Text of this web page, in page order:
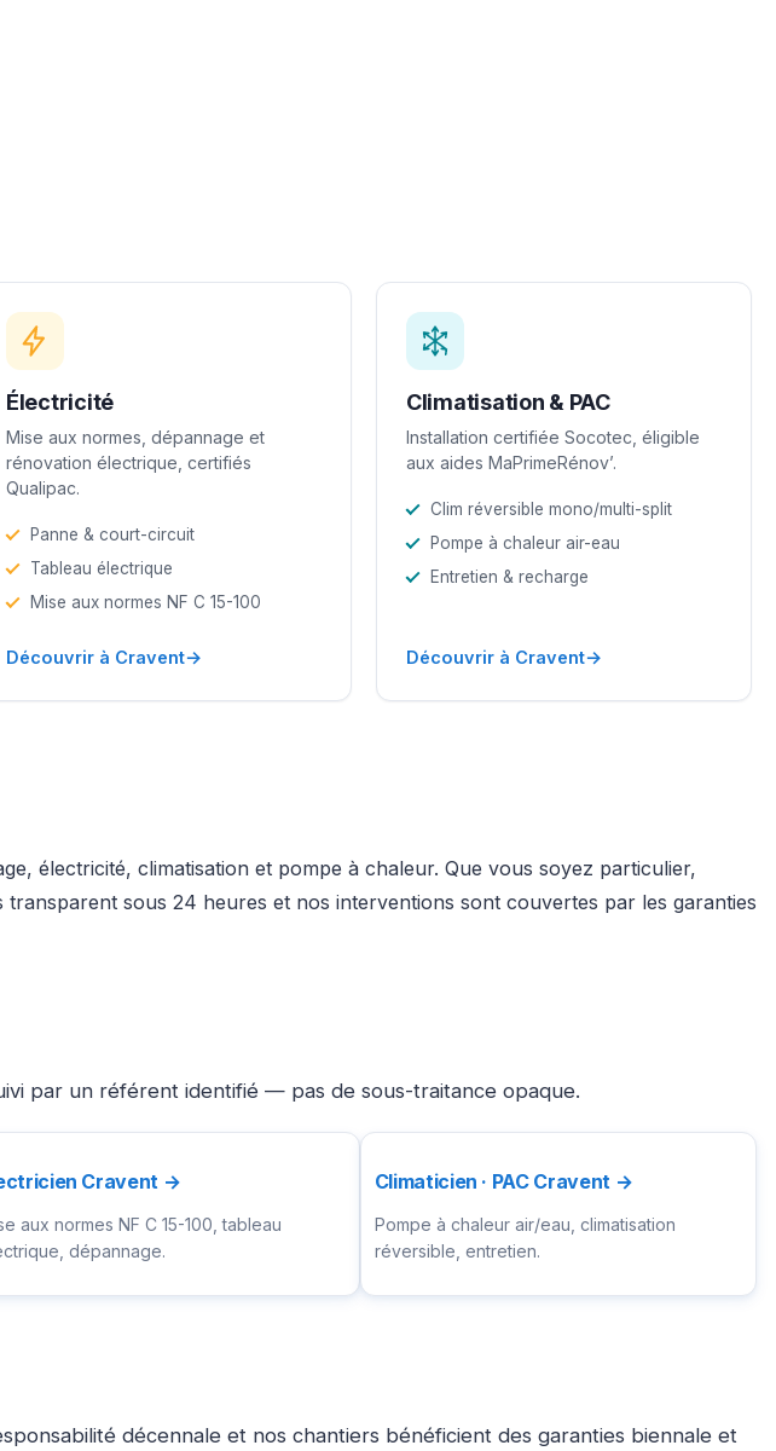
Électricité
Mise aux normes, dépannage et
rénovation électrique, certifiés
Qualipac.
Panne & court-circuit
Tableau électrique
Mise aux normes NF C 15-100
Découvrir à Cravent→
Climatisation & PAC
Installation certifiée Socotec, éligible
aux aides MaPrimeRénov’.
Clim réversible mono/multi-split
Pompe à chaleur air-eau
Entretien & recharge
Découvrir à Cravent→
électricité, climatisation et pompe à chaleur. Que vous soyez particulier,
sous 24 heures et nos interventions sont couvertes par les garanties
par un référent identifié — pas de sous-traitance opaque.
Cravent →
aux normes NF C 15-100, tableau
dépannage.
Climaticien · PAC Cravent →
Pompe à chaleur air/eau, climatisation
réversible, entretien.
décennale et nos chantiers bénéficient des garanties biennale et